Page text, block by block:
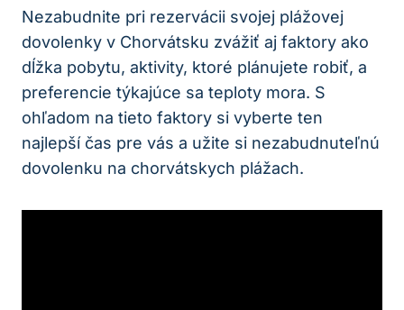
Nezabudnite pri rezervácii svojej plážovej
dovolenky v Chorvátsku zvážiť aj faktory ako
dĺžka pobytu, aktivity, ktoré plánujete robiť, a
preferencie týkajúce sa teploty mora. S
ohľadom na tieto faktory si vyberte ten
najlepší čas pre vás a užite si nezabudnuteľnú
dovolenku na chorvátskych plážach.